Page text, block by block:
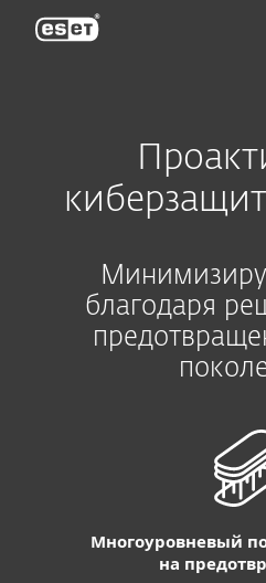
благодаря
Многоуровневый
на
ESET